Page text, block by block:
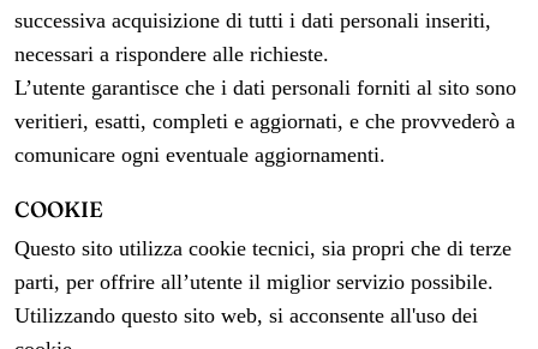
successiva acquisizione di tutti i dati personali inseriti,
necessari a rispondere alle richieste.
L’utente garantisce che i dati personali forniti al sito sono
veritieri, esatti, completi e aggiornati, e che provvederò a
comunicare ogni eventuale aggiornamenti.
COOKIE
Questo sito utilizza cookie tecnici, sia propri che di terze
parti, per offrire all’utente il miglior servizio possibile.
Utilizzando questo sito web, si acconsente all'uso dei